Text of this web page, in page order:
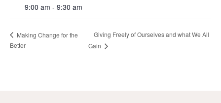
9:00 am - 9:30 am
Making Change for the
Better
Giving Freely of Ourselves and what We All
Gain